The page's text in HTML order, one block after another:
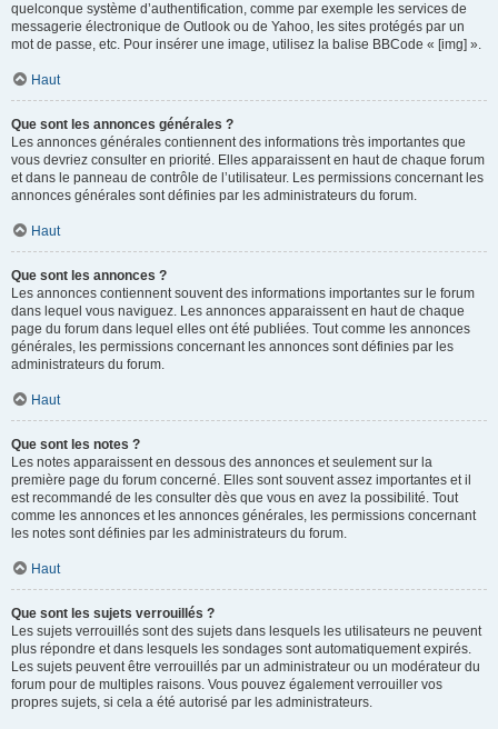
quelconque système d’authentification, comme par exemple les services de
messagerie électronique de Outlook ou de Yahoo, les sites protégés par un
mot de passe, etc. Pour insérer une image, utilisez la balise BBCode « [img] ».
Haut
Que sont les annonces générales ?
Les annonces générales contiennent des informations très importantes que
vous devriez consulter en priorité. Elles apparaissent en haut de chaque forum
et dans le panneau de contrôle de l’utilisateur. Les permissions concernant les
annonces générales sont définies par les administrateurs du forum.
Haut
Que sont les annonces ?
Les annonces contiennent souvent des informations importantes sur le forum
dans lequel vous naviguez. Les annonces apparaissent en haut de chaque
page du forum dans lequel elles ont été publiées. Tout comme les annonces
générales, les permissions concernant les annonces sont définies par les
administrateurs du forum.
Haut
Que sont les notes ?
Les notes apparaissent en dessous des annonces et seulement sur la
première page du forum concerné. Elles sont souvent assez importantes et il
est recommandé de les consulter dès que vous en avez la possibilité. Tout
comme les annonces et les annonces générales, les permissions concernant
les notes sont définies par les administrateurs du forum.
Haut
Que sont les sujets verrouillés ?
Les sujets verrouillés sont des sujets dans lesquels les utilisateurs ne peuvent
plus répondre et dans lesquels les sondages sont automatiquement expirés.
Les sujets peuvent être verrouillés par un administrateur ou un modérateur du
forum pour de multiples raisons. Vous pouvez également verrouiller vos
propres sujets, si cela a été autorisé par les administrateurs.